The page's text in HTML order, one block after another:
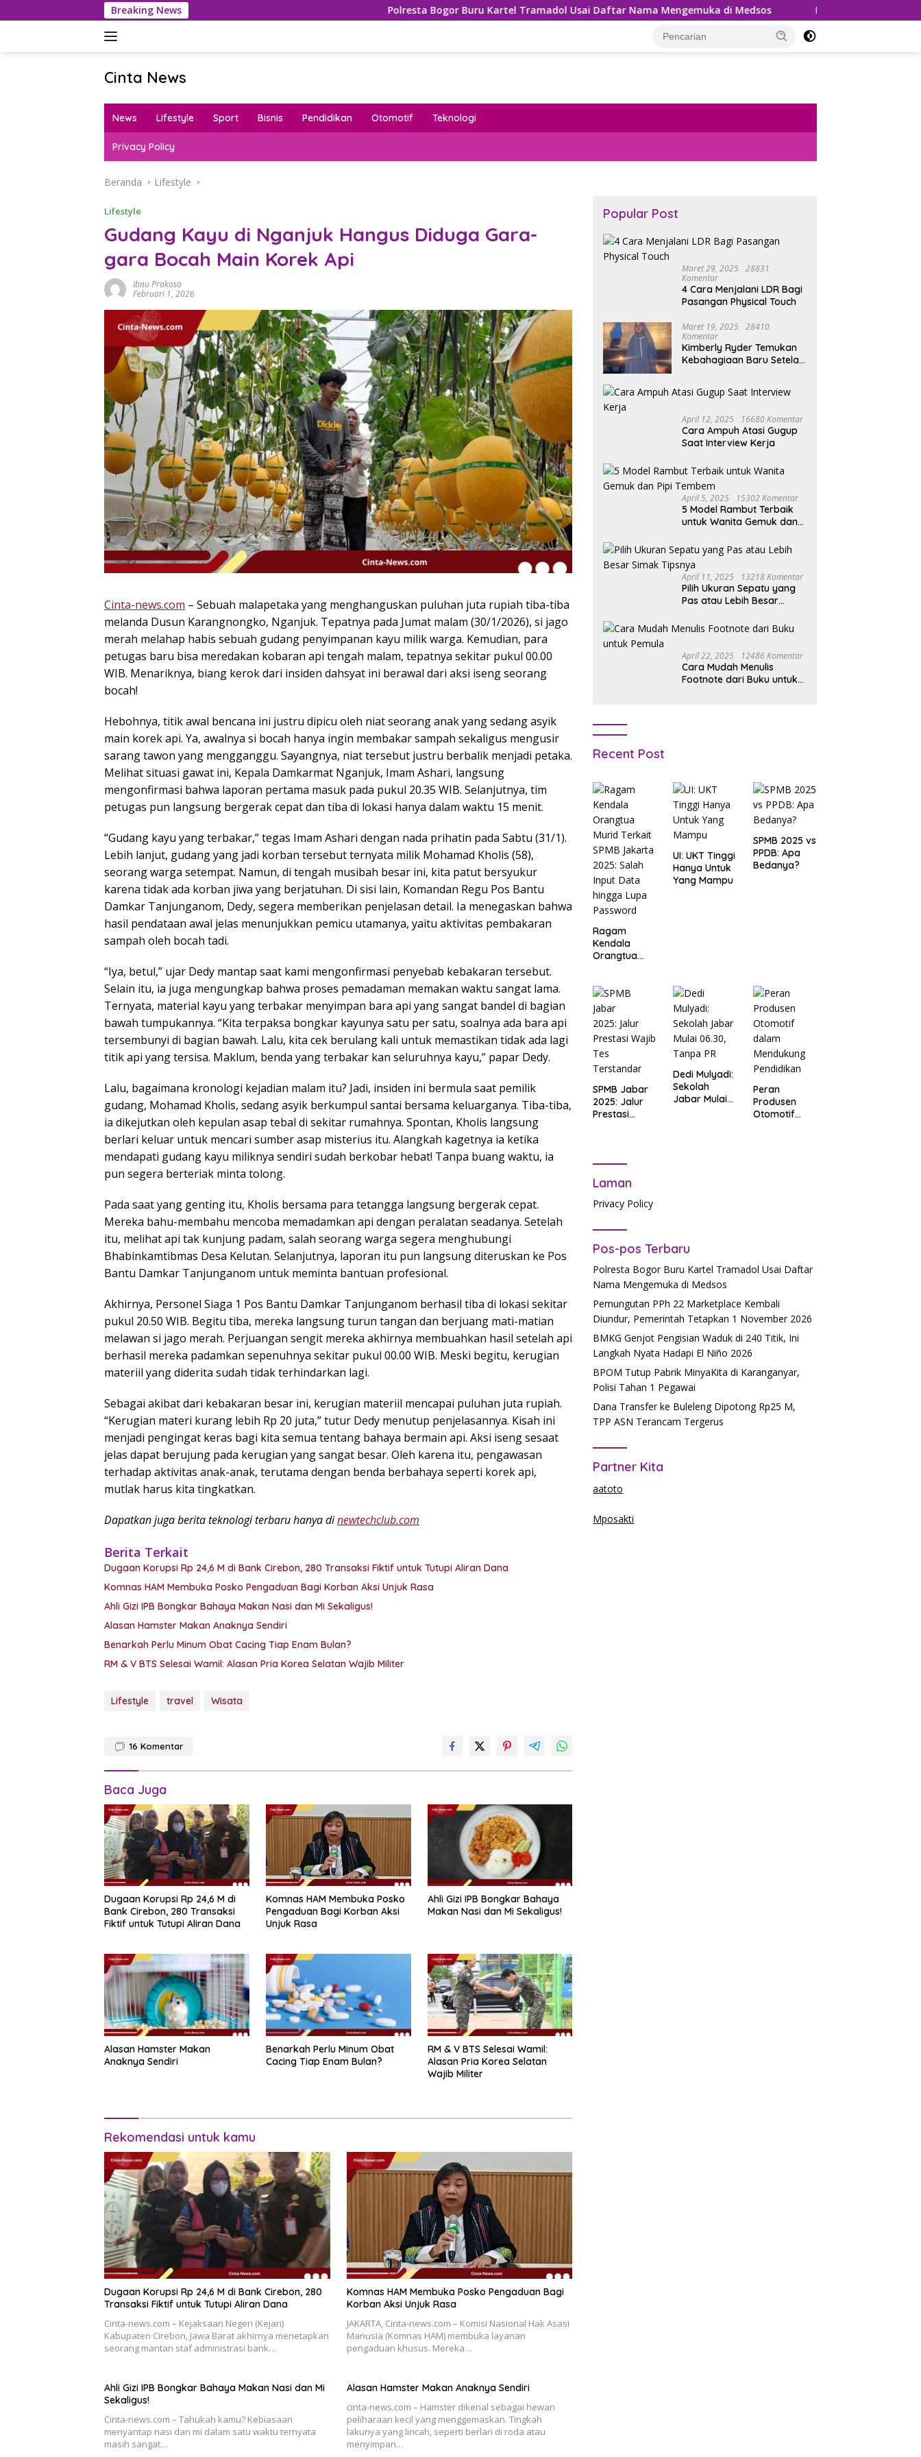
ke
Breaking News Polresta Bogor Buru Kartel Tramadol Usai Daftar Nama Mengemuka di Medsos Pemungutan PPh 22 Marketplace
Cinta News
News
Kabar
Inspirasi!
News Lifestyle Sport Bisnis Pendidikan Otomotif Teknologi
Privacy Policy
Beranda Lifestyle
Lifestyle
Gudang Kayu di Nganjuk Hangus Diduga Gara-
gara Bocah Main Korek Api
Ibnu Prakoso
Februari 1, 2026
Cinta-news.com – Sebuah malapetaka yang menghanguskan puluhan juta rupiah tiba-tiba
melanda Dusun Karangnongko, Nganjuk. Tepatnya pada Jumat malam (30/1/2026), si jago
merah melahap habis sebuah gudang penyimpanan kayu milik warga. Kemudian, para
petugas baru bisa meredakan kobaran api tengah malam, tepatnya sekitar pukul 00.00
WIB. Menariknya, biang kerok dari insiden dahsyat ini berawal dari aksi iseng seorang
bocah!
Hebohnya, titik awal bencana ini justru dipicu oleh niat seorang anak yang sedang asyik
main korek api. Ya, awalnya si bocah hanya ingin membakar sampah sekaligus mengusir
sarang tawon yang mengganggu. Sayangnya, niat tersebut justru berbalik menjadi petaka.
Melihat situasi gawat ini, Kepala Damkarmat Nganjuk, Imam Ashari, langsung
mengonfirmasi bahwa laporan pertama masuk pada pukul 20.35 WIB. Selanjutnya, tim
petugas pun langsung bergerak cepat dan tiba di lokasi hanya dalam waktu 15 menit.
“Gudang kayu yang terbakar,” tegas Imam Ashari dengan nada prihatin pada Sabtu (31/1).
Lebih lanjut, gudang yang jadi korban tersebut ternyata milik Mohamad Kholis (58),
seorang warga setempat. Namun, di tengah musibah besar ini, kita patut bersyukur
karena tidak ada korban jiwa yang berjatuhan. Di sisi lain, Komandan Regu Pos Bantu
Damkar Tanjunganom, Dedy, segera memberikan penjelasan detail. Ia menegaskan bahwa
hasil pendataan awal jelas menunjukkan pemicu utamanya, yaitu aktivitas pembakaran
sampah oleh bocah tadi.
“Iya, betul,” ujar Dedy mantap saat kami mengonfirmasi penyebab kebakaran tersebut.
Selain itu, ia juga mengungkap bahwa proses pemadaman memakan waktu sangat lama.
Ternyata, material kayu yang terbakar menyimpan bara api yang sangat bandel di bagian
bawah tumpukannya. “Kita terpaksa bongkar kayunya satu per satu, soalnya ada bara api
tersembunyi di bagian bawah. Lalu, kita cek berulang kali untuk memastikan tidak ada lagi
titik api yang tersisa. Maklum, benda yang terbakar kan seluruhnya kayu,” papar Dedy.
Lalu, bagaimana kronologi kejadian malam itu? Jadi, insiden ini bermula saat pemilik
gudang, Mohamad Kholis, sedang asyik berkumpul santai bersama keluarganya. Tiba-tiba,
ia dikejutkan oleh kepulan asap tebal di sekitar rumahnya. Spontan, Kholis langsung
berlari keluar untuk mencari sumber asap misterius itu. Alangkah kagetnya ia ketika
mendapati gudang kayu miliknya sendiri sudah berkobar hebat! Tanpa buang waktu, ia
pun segera berteriak minta tolong.
Pada saat yang genting itu, Kholis bersama para tetangga langsung bergerak cepat.
Mereka bahu-membahu mencoba memadamkan api dengan peralatan seadanya. Setelah
itu, melihat api tak kunjung padam, salah seorang warga segera menghubungi
Bhabinkamtibmas Desa Kelutan. Selanjutnya, laporan itu pun langsung diteruskan ke Pos
Bantu Damkar Tanjunganom untuk meminta bantuan profesional.
Akhirnya, Personel Siaga 1 Pos Bantu Damkar Tanjunganom berhasil tiba di lokasi sekitar
pukul 20.50 WIB. Begitu tiba, mereka langsung turun tangan dan berjuang mati-matian
melawan si jago merah. Perjuangan sengit mereka akhirnya membuahkan hasil setelah api
berhasil mereka padamkan sepenuhnya sekitar pukul 00.00 WIB. Meski begitu, kerugian
materiil yang diderita sudah tidak terhindarkan lagi.
Sebagai akibat dari kebakaran besar ini, kerugian materiil mencapai puluhan juta rupiah.
“Kerugian materi kurang lebih Rp 20 juta,” tutur Dedy menutup penjelasannya. Kisah ini
menjadi pengingat keras bagi kita semua tentang bahaya bermain api. Aksi iseng sesaat
jelas dapat berujung pada kerugian yang sangat besar. Oleh karena itu, pengawasan
terhadap aktivitas anak-anak, terutama dengan benda berbahaya seperti korek api,
mutlak harus kita tingkatkan.
Dapatkan juga berita teknologi terbaru hanya dinewtechclub.com
Berita Terkait
Dugaan Korupsi Rp 24,6 M di Bank Cirebon, 280 Transaksi Fiktif untuk Tutupi Aliran Dana
Komnas HAM Membuka Posko Pengaduan Bagi Korban Aksi Unjuk Rasa
Ahli Gizi IPB Bongkar Bahaya Makan Nasi dan Mi Sekaligus!
Alasan Hamster Makan Anaknya Sendiri
Benarkah Perlu Minum Obat Cacing Tiap Enam Bulan?
RM & V BTS Selesai Wamil: Alasan Pria Korea Selatan Wajib Militer
Lifestyle travel Wisata
16 Komentar
Baca Juga
Dugaan Korupsi Rp 24,6 M di
Bank Cirebon, 280 Transaksi
Fiktif untuk Tutupi Aliran Dana
Komnas HAM Membuka Posko
Pengaduan Bagi Korban Aksi
Unjuk Rasa
Ahli Gizi IPB Bongkar Bahaya
Makan Nasi dan Mi Sekaligus!
Alasan Hamster Makan
Anaknya Sendiri
Benarkah Perlu Minum Obat
Cacing Tiap Enam Bulan?
RM & V BTS Selesai Wamil:
Alasan Pria Korea Selatan
Wajib Militer
Rekomendasi untuk kamu
Dugaan Korupsi Rp 24,6 M di Bank Cirebon, 280
Transaksi Fiktif untuk Tutupi Aliran Dana
Cinta-news.com – Kejaksaan Negeri (Kejari)
Kabupaten Cirebon, Jawa Barat akhirnya menetapkan
seorang mantan staf administrasi bank…
Komnas HAM Membuka Posko Pengaduan Bagi
Korban Aksi Unjuk Rasa
JAKARTA, Cinta-news.com – Komisi Nasional Hak Asasi
Manusia (Komnas HAM) membuka layanan
pengaduan khusus. Mereka…
Ahli Gizi IPB Bongkar Bahaya Makan Nasi dan Mi
Sekaligus!
Cinta-news.com – Tahukah kamu? Kebiasaan
menyantap nasi dan mi dalam satu waktu ternyata
masih sangat…
Alasan Hamster Makan Anaknya Sendiri
cinta-news.com – Hamster dikenal sebagai hewan
peliharaan kecil yang menggemaskan. Tingkah
lakunya yang lincah, seperti berlari di roda atau
menyimpan…
Popular Post
Maret 29, 2025
28831
Komentar
4 Cara Menjalani LDR Bagi
Pasangan Physical Touch
Maret 19, 2025
28410
Komentar
Kimberly Ryder Temukan
Kebahagiaan Baru Setelah
April 12, 2025 16680 Komentar
Cara Ampuh Atasi Gugup
Saat Interview Kerja
April 5, 2025 15302 Komentar
5 Model Rambut Terbaik
untuk Wanita Gemuk dan
April 11, 2025 13218 Komentar
Pilih Ukuran Sepatu yang
Pas atau Lebih Besar
April 22, 2025 12486 Komentar
Cara Mudah Menulis
Footnote dari Buku untuk
Recent Post
Ragam
Kendala
Orangtua
Jakarta
2025: Salah
Input Data
hingga Lupa
Password
UI: UKT Tinggi
Hanya Untuk
Yang Mampu
SPMB 2025 vs
PPDB: Apa
Bedanya?
SPMB Jabar
2025: Jalur
Prestasi
Dedi Mulyadi:
Sekolah
Jabar Mulai
Peran
Produsen
Otomotif
Laman
Privacy Policy
Pos-pos Terbaru
Polresta Bogor Buru Kartel Tramadol Usai Daftar
Nama Mengemuka di Medsos
Pemungutan PPh 22 Marketplace Kembali
Diundur, Pemerintah Tetapkan 1 November 2026
BMKG Genjot Pengisian Waduk di 240 Titik, Ini
Langkah Nyata Hadapi El Niño 2026
BPOM Tutup Pabrik MinyaKita di Karanganyar,
Polisi Tahan 1 Pegawai
Dana Transfer ke Buleleng Dipotong Rp25 M,
TPP ASN Terancam Tergerus
Partner Kita
aatoto
Mposakti